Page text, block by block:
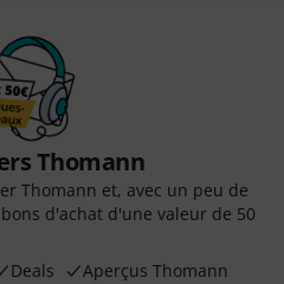
Thomann
Thomann et, avec un peu de
d'achat d'une valeur de 50
Deals Aperçus Thomann